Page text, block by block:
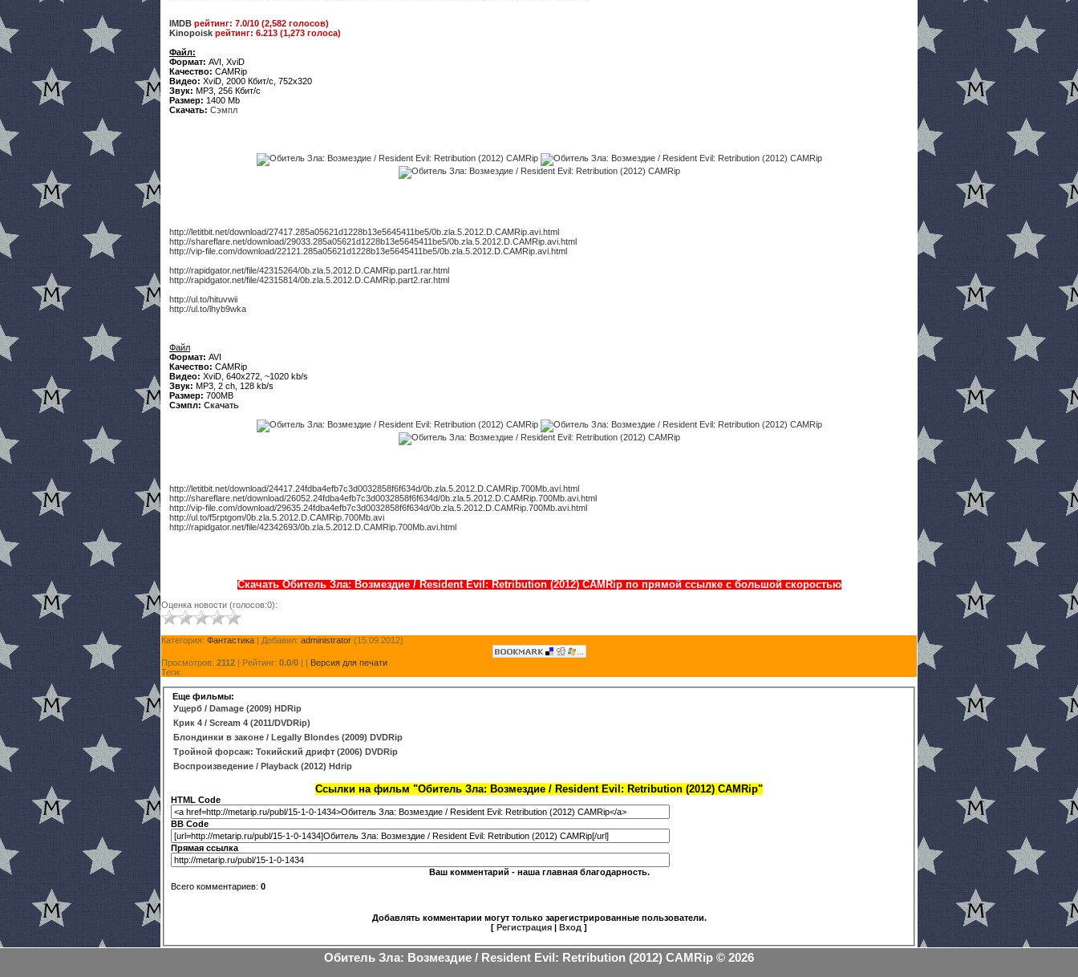
IMDB рейтинг: 7.0/10 (2,582 голосов)
Kinopoisk рейтинг: 6.213 (1,273 голоса)
Файл:
Формат: AVI, XviD
Качество: CAMRip
Видео: XviD, 2000 Кбит/с, 752x320
Звук: MP3, 256 Кбит/с
Размер: 1400 Mb
Скачать: Сэмпл
http://letitbit.net/download/27417.285a05621d1228b13e5645411be5/0b.zla.5.2012.D.CAMRip.avi.html
http://shareflare.net/download/29033.285a05621d1228b13e5645411be5/0b.zla.5.2012.D.CAMRip.avi.html
http://vip-file.com/download/22121.285a05621d1228b13e5645411be5/0b.zla.5.2012.D.CAMRip.avi.html
http://rapidgator.net/file/42315264/0b.zla.5.2012.D.CAMRip.part1.rar.html
http://rapidgator.net/file/42315814/0b.zla.5.2012.D.CAMRip.part2.rar.html
http://ul.to/hituvwii
http://ul.to/lhyb9wka
Файл
Формат: AVI
Качество: CAMRip
Видео: XviD, 640x272, ~1020 kb/s
Звук: MP3, 2 ch, 128 kb/s
Размер: 700MB
Сэмпл: Скачать
http://letitbit.net/download/24417.24fdba4efb7c3d0032858f6f634d/0b.zla.5.2012.D.CAMRip.700Mb.avi.html
http://shareflare.net/download/26052.24fdba4efb7c3d0032858f6f634d/0b.zla.5.2012.D.CAMRip.700Mb.avi.html
http://vip-file.com/download/29635.24fdba4efb7c3d0032858f6f634d/0b.zla.5.2012.D.CAMRip.700Mb.avi.html
http://ul.to/f5rptgom/0b.zla.5.2012.D.CAMRip.700Mb.avi
http://rapidgator.net/file/42342693/0b.zla.5.2012.D.CAMRip.700Mb.avi.html
Скачать Обитель Зла: Возмездие / Resident Evil: Retribution (2012) CAMRip по прямой ссылке с большой скоростью
Оценка новости (голосов:0):
Категория: Фантастика | Добавил: administrator (15.09.2012)
Просмотров: 2112 | Рейтинг: 0.0/0 | | Версия для печати
Теги:
Еще фильмы:
Ущерб / Damage (2009) HDRip
Крик 4 / Scream 4 (2011/DVDRip)
Блондинки в законе / Legally Blondes (2009) DVDRip
Тройной форсаж: Токийский дрифт (2006) DVDRip
Воспроизведение / Playback (2012) Hdrip
Ссылки на фильм "Обитель Зла: Возмездие / Resident Evil: Retribution (2012) CAMRip"
HTML Code
BB Code
Прямая ссылка
Ваш комментарий - наша главная благодарность.
Всего комментариев: 0
Добавлять комментарии могут только зарегистрированные пользователи.
[ Регистрация | Вход ]
Обитель Зла: Возмездие / Resident Evil: Retribution (2012) CAMRip © 2026